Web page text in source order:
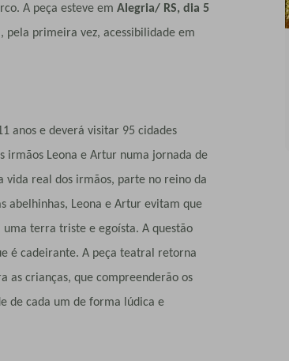
A peça esteve em Alegria/ RS, dia 5
pela primeira vez, acessibilidade em
e deverá visitar 95 cidades
irmãos Leona e Artur numa jornada de
vida real dos irmãos, parte no reino da
abelhinhas, Leona e Artur evitam que
terra triste e egoísta. A questão
é cadeirante. A peça teatral retorna
as crianças, que compreenderão os
de cada um de forma lúdica e